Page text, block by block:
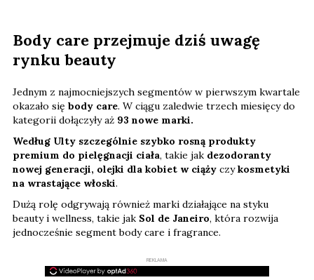
Body care przejmuje dziś uwagę
rynku beauty
Jednym z najmocniejszych segmentów w pierwszym kwartale
okazało się body care. W ciągu zaledwie trzech miesięcy do
kategorii dołączyły aż 93 nowe marki.
Według Ulty szczególnie szybko rosną produkty
premium do pielęgnacji ciała, takie jak dezodoranty
nowej generacji, olejki dla kobiet w ciąży czykosmetyki
na wrastające włoski.
Dużą rolę odgrywają również marki działające na styku
beauty i wellness, takie jak Sol de Janeiro, która rozwija
jednocześnie segment body care i fragrance.
REKLAMA